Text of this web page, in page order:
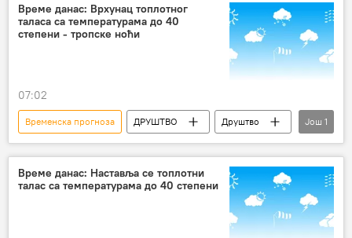
Време данас: Врхунац топлотног
таласа са температурама до 40
степени - тропске ноћи
07:02
Временска прогноза ДРУШТВО
Друштво
Србија – друштво
Још 1
Време данас: Наставља се топлотни
талас са температурама до 40 степени